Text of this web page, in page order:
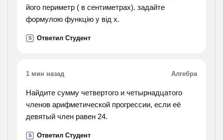
його периметр ( в сентиметрах). задайте
формулою функцію у від х.
S Ответил Студент
1 мин назад Алгебра
Найдите сумму четвертого и четырнадцатого
членов арифметической прогрессии, если её
девятый член равен 24.
S Ответил Студент